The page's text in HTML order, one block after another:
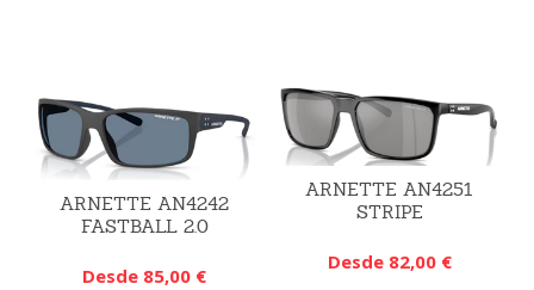
ARNETTE AN4242
FASTBALL 2.0
Desde 85,00 €
ARNETTE AN4251
STRIPE
Desde 82,00 €